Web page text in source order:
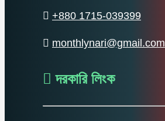
+880 1715-039399
monthlynari@gmail.com
দরকারি লিংক